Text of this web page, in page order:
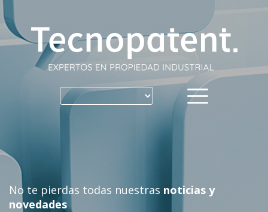
Skip
to
content
No te pierdas todas nuestras noticias y
novedades